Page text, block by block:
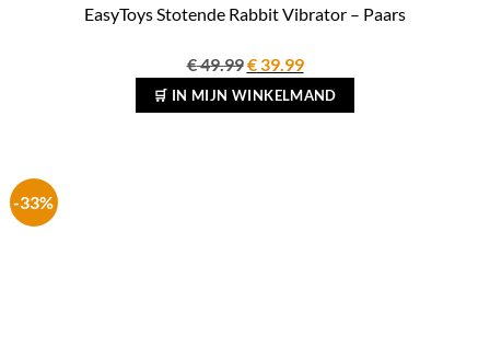
EasyToys Stotende Rabbit Vibrator – Paars
€49.99Oorspronkelijke
prijs
was:
€39.99Huidige
prijs
is:
🛒 IN MIJN WINKELMAND
-33%